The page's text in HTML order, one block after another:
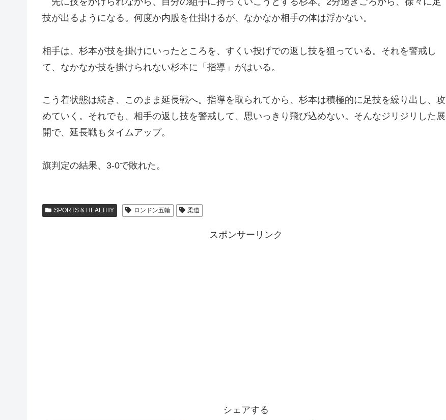
技が出るようになる。何度か内股を仕掛けるが、なかなか相手の体は浮かない。
相手は、杉本が技を掛けにいったところを、すくい投げでの返し技を狙っている。それを警戒し
て、なかなか技を掛けられない杉本に「指導」がはいる。
こう着状態は続き、このまま延長戦へ。指導を取られてから、杉本は積極的に足技を繰り出し、攻
めていく。それでも、相手の返し技を警戒して、思いっきり飛び込めない。そんなジリジリした展
開で、延長戦もタイムアップ。
旗判定の結果、3‐0で敗れた。
SPORTS & HEALTHY ロンドン五輪 柔道
スポンサーリンク
シェアする